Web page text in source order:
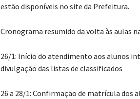
estão disponíveis no site da Prefeitura.
Cronograma resumido da volta às aulas
26/1: Início do atendimento aos alunos
divulgação das listas de classificados
26 a 28/1: Confirmação de matrícula dos